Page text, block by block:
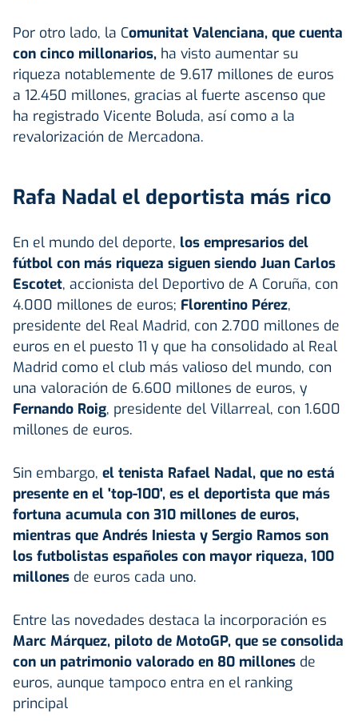
Por otro lado, la Comunitat Valenciana, que cuenta
con cinco millonarios, ha visto aumentar su
riqueza notablemente de 9.617 millones de euros
a 12.450 millones, gracias al fuerte ascenso que
ha registrado Vicente Boluda, así como a la
revalorización de Mercadona.
Rafa Nadal el deportista más rico
En el mundo del deporte, los empresarios del
fútbol con más riqueza siguen siendo Juan Carlos
Escotet, accionista del Deportivo de A Coruña, con
4.000 millones de euros; Florentino Pérez,
presidente del Real Madrid, con 2.700 millones de
euros en el puesto 11 y que ha consolidado al Real
Madrid como el club más valioso del mundo, con
una valoración de 6.600 millones de euros, y
Fernando Roig, presidente del Villarreal, con 1.600
millones de euros.
Sin embargo, el tenista Rafael Nadal, que no está
presente en el 'top-100', es el deportista que más
fortuna acumula con 310 millones de euros,
mientras que Andrés Iniesta y Sergio Ramos son
los futbolistas españoles con mayor riqueza, 100
millones de euros cada uno.
Entre las novedades destaca la incorporación es
Marc Márquez, piloto de MotoGP, que se consolida
con un patrimonio valorado en 80 millones de
euros, aunque tampoco entra en el ranking
principal